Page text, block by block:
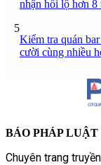
nhận hối lộ hơn 8
5
Kiểm tra quán
cười cùng nhiều
BÁO PHÁP
Chuyên trang